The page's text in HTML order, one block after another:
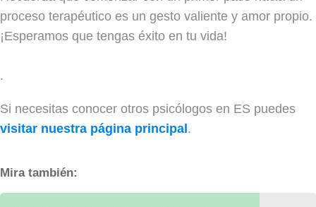
proceso terapéutico es un gesto valiente y amor propio.
¡Esperamos que tengas éxito en tu vida!
.
Si necesitas conocer otros psicólogos en ES puedes
visitar nuestra página principal.
Mira también: